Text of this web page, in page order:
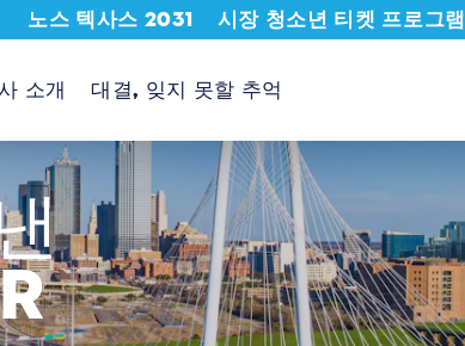
소개 대결, 잊지 못할 추억
노스 텍사스 2031 시장 청소년 티켓 프로그램